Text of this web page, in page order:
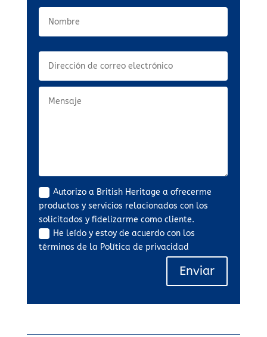
Autorizo a British Heritage a ofrecerme
productos y servicios relacionados con los
solicitados y fidelizarme como cliente.
He leído y estoy de acuerdo con los
términos de la Política de privacidad
Enviar